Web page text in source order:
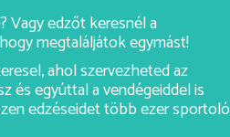
Vagy edzőt keresnél a
megtaláljátok egymást!
ahol szervezheted az
és egyúttal a vendégeiddel is
edzéseidet több ezer sportoló